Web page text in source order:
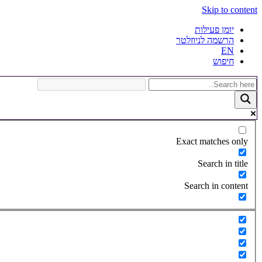
Skip to content
יומן פעילות
הרשמה לניוזלטר
EN
חיפוש
Exact matches only
Search in title
Search in content